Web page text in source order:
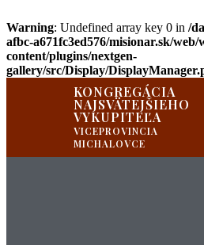
Warning: Undefined array key 0 in /
afbc-a671fc3ed576/misionar.sk/web/
content/plugins/nextgen-
gallery/src/Display/
KONGREGÁCIA
NAJSVÄTEJŠIEHO
VYKUPITEĽA
VICEPROVINCIA
MICHALOVCE